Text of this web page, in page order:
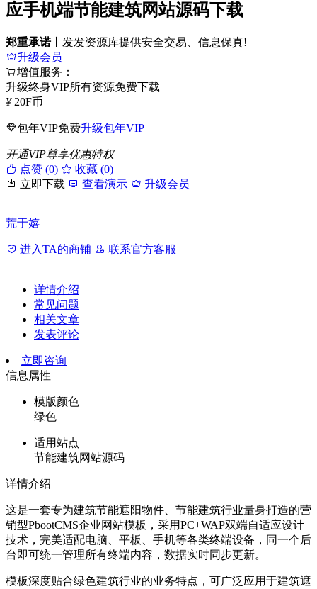
应手机端节能建筑网站源码下载
郑重承诺丨发发资源库提供安全交易、信息保真!
升级会员
增值服务：
升级终身VIP所有资源免费下载
¥ 20F币
包年VIP免费升级包年VIP
开通VIP尊享优惠特权
点赞 (0)
收藏 (0)
立即下载
查看演示 升级会员
荒于嬉
进入TA的商铺 联系官方客服
详情介绍
常见问题
相关文章
发表评论
立即咨询
信息属性
模版颜色
绿色
适用站点
节能建筑网站源码
详情介绍
这是一套专为建筑节能遮阳物件、节能建筑行业量身打造的营
销型PbootCMS企业网站模板，采用PC+WAP双端自适应设计
技术，完美适配电脑、平板、手机等各类终端设备，同一个后
台即可统一管理所有终端内容，数据实时同步更新。
模板深度贴合绿色建筑行业的业务特点，可广泛应用于建筑遮